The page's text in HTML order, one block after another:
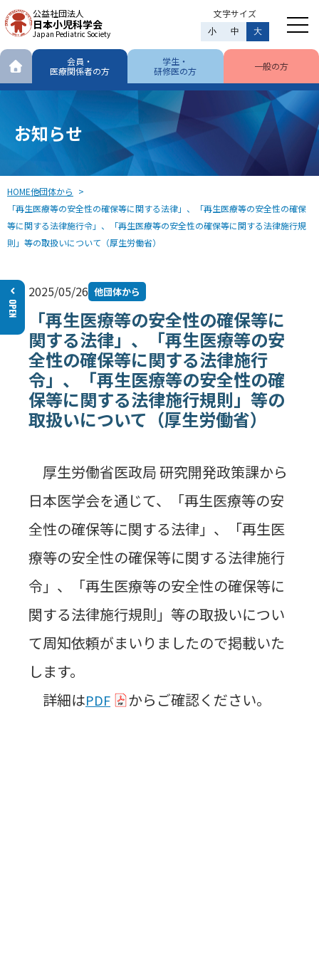
公益社団法人
日本小児科学会
Japan Pediatric Society
文字サイズ
小 中 大
会員・
医療関係者の方
学生・
研修医の方
一般の方
お知らせ
HOME他団体から
「再生医療等の安全性の確保等に関する法律」、「再生医療等の安全性の確保
等に関する法律施行令」、「再生医療等の安全性の確保等に関する法律施行規
則」等の取扱いについて（厚生労働省）
2025/05/26 他団体から
「再生医療等の安全性の確保等に
関する法律」、「再生医療等の安
全性の確保等に関する法律施行
令」、「再生医療等の安全性の確
保等に関する法律施行規則」等の
取扱いについて（厚生労働省）
厚生労働省医政局 研究開発政策課から
日本医学会を通じて、「再生医療等の安
全性の確保等に関する法律」、「再生医
療等の安全性の確保等に関する法律施行
令」、「再生医療等の安全性の確保等に
関する法律施行規則」等の取扱いについ
て周知依頼がまいりましたので掲載いた
します。
詳細はPDF からご確認ください。